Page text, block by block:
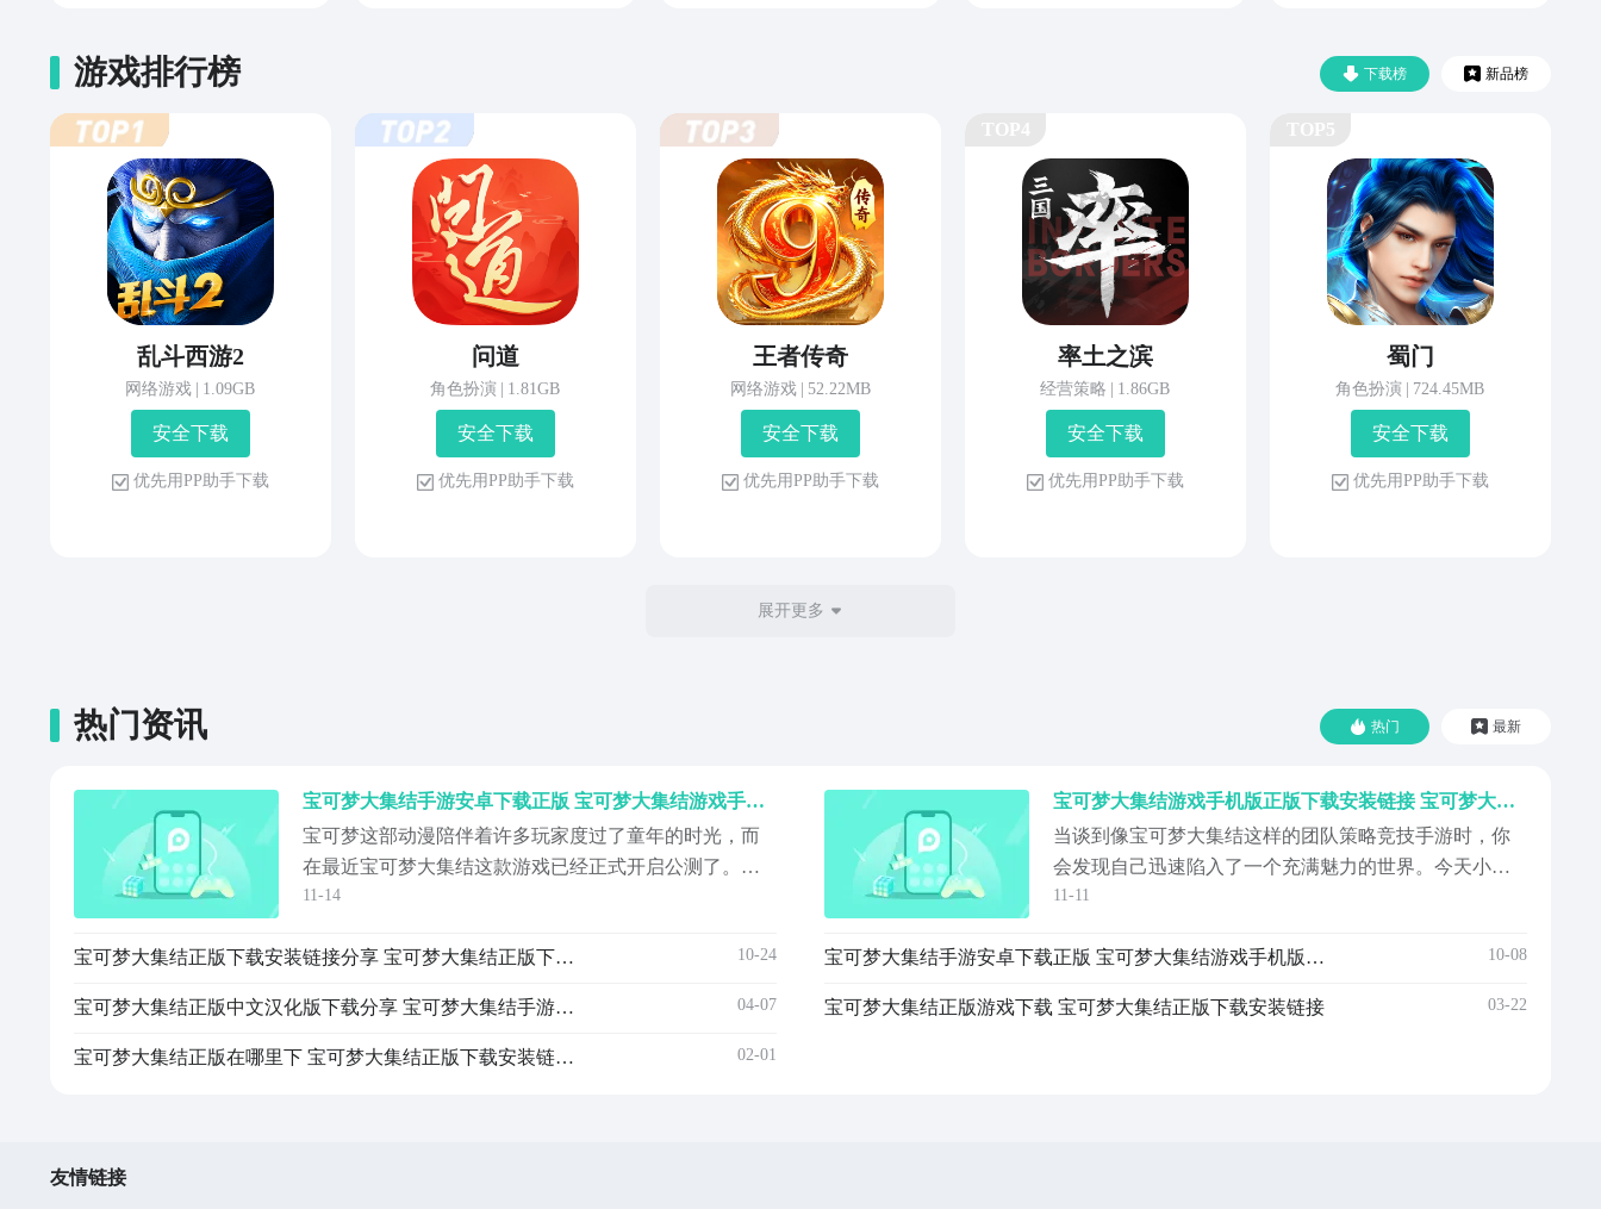
下载榜 新品榜
游戏排行榜
乱斗西游2
网络游戏 1.09GB
安 全 下 载
优 先 用 P P 助 手 下 载
问道
角色扮演 1.81GB
安 全 下 载
优 先 用 P P 助 手 下 载
王者传奇
网络游戏 52.22MB
安 全 下 载
优 先 用 P P 助 手 下 载
率土之滨
经营策略 1.86GB
安 全 下 载
优 先 用 P P 助 手 下 载
蜀门
角色扮演 724.45MB
安 全 下 载
优 先 用 P P 助 手 下 载
展开更多
热门 最新
热门资讯
宝可梦大集结手游安卓下载正版 宝可梦大集结游戏手机版怎么下载
宝可梦这部动漫陪伴着许多玩家度过了童年的时光，而
在最近宝可梦大集结这款游戏已经正式开启公测了。，
因此也有许多小伙伴想知道宝可梦大集结手游下载正版
载，小编就在今天的这期内容中直接把这款游戏的下载
接点击小编文...
11-14
宝可梦大集结正版下载安装链接分享 宝可梦大集结正版下载地址推荐 10-24
宝可梦大集结正版中文汉化版下载分享 宝可梦大集结手游安卓下载正版链接推荐 04-07
宝可梦大集结正版在哪里下 宝可梦大集结正版下载安装链接推荐 02-01
宝可梦大集结游戏手机版正版下载安装链接 宝可梦大集结手游最新版本下载
当谈到像宝可梦大集结这样的团队策略竞技手游时，你
会发现自己迅速陷入了一个充满魅力的世界。今天小编
就带来宝可梦大集结手游正版下载地址。这是一座名为
着与你携手，并肩作战。简单易懂的机制吸引玩家：没
新手也能快速...
11-11
宝可梦大集结手游安卓下载正版 宝可梦大集结游戏手机版最新版本下载安装链接 10-08
宝可梦大集结正版游戏下载 宝可梦大集结正版下载安装链接 03-22
友情链接